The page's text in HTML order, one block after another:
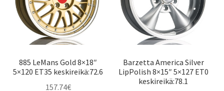
885 LeMans Gold 8×18″
5×120 ET35 keskireikä:72.6
157.74€
Barzetta America Silver
LipPolish 8×15″ 5×127 ET0
keskireikä:78.1